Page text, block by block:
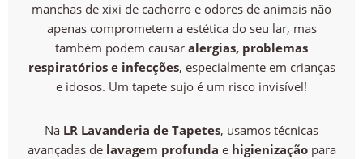
manchas de xixi de cachorro e odores de animais não
apenas comprometem a estética do seu lar, mas
também podem causar alergias, problemas
respiratórios e infecções, especialmente em crianças
e idosos. Um tapete sujo é um risco invisível!
Na LR Lavanderia de Tapetes, usamos técnicas
avançadas de lavagem profunda e higienizaçãopara